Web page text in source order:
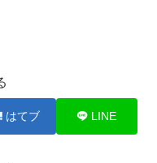
はてブ LINE